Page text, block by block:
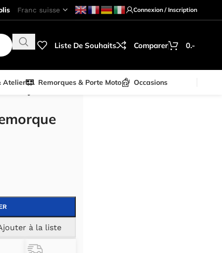
Connexion / Inscription
Liste De Souhaits Comparer 0.-
Atelier Remorques & Porte Moto Occasions
à la liste